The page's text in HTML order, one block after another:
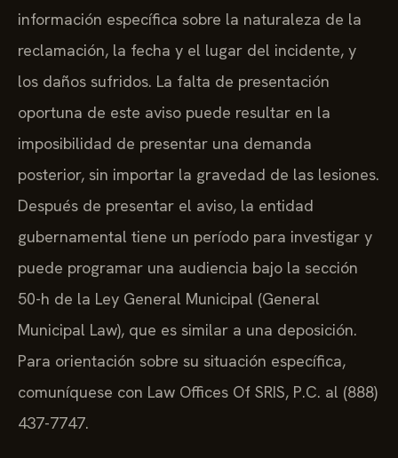
información específica sobre la naturaleza de la
reclamación, la fecha y el lugar del incidente, y
los daños sufridos. La falta de presentación
oportuna de este aviso puede resultar en la
imposibilidad de presentar una demanda
posterior, sin importar la gravedad de las lesiones.
Después de presentar el aviso, la entidad
gubernamental tiene un período para investigar y
puede programar una audiencia bajo la sección
50-h de la Ley General Municipal (General
Municipal Law), que es similar a una deposición.
Para orientación sobre su situación específica,
comuníquese con Law Offices Of SRIS, P.C. al (888)
437-7747.